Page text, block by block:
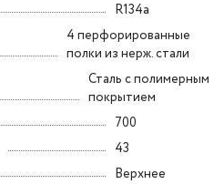
R134a
4 перфорированные
полки из нерж. стали
Сталь с полимерным
покрытием
700
43
Верхнее